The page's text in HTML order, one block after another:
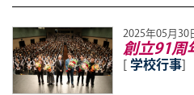
2025年05月30
創立91周
[ 学校行事]